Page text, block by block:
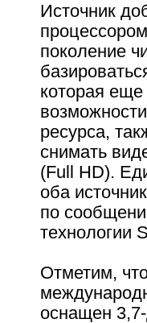
Источник
поколение
которая
ресурса,
снимать
(Full HD).
оба
по
технологии
Отметим,
оснащен